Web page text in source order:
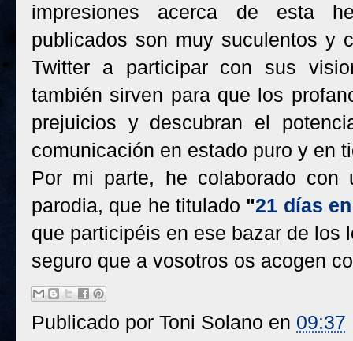
impresiones acerca de esta
publicados son muy suculentos y
Twitter a participar con sus
también sirven para que los
prejuicios y descubran el
comunicación en estado puro y en
Por mi parte, he colaborado
parodia, que he titulado "21 días
que participéis en ese bazar de los
seguro que a vosotros os acogen
Publicado por Toni Solano en 09:37